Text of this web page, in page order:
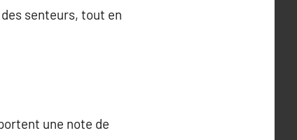
senteurs, tout en
une note de